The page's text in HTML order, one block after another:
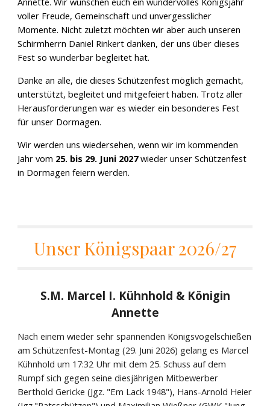
voller Freude, Gemeinschaft und unvergesslicher
Momente. Nicht zuletzt möchten wir aber auch unseren
Schirmherrn Daniel Rinkert danken, der uns über dieses
Fest so wunderbar begleitet hat.
Danke an alle, die dieses Schützenfest möglich gemacht,
unterstützt, begleitet und mitgefeiert haben. Trotz aller
Herausforderungen war es wieder ein besonderes Fest
für unser Dormagen.
Wir werden uns wiedersehen, wenn wir im kommenden
Jahr vom 25. bis 29. Juni 2027wieder unser Schützenfest
in Dormagen feiern werden.
Unser Königspaar 2026/27
S.M. Marcel I. Kühnhold & Königin
Annette
Nach einem wieder sehr spannenden Königsvogelschießen
am Schützenfest-Montag (29. Juni 2026) gelang es Marcel
Kühnhold um 17:32 Uhr mit dem 25. Schuss auf dem
Rumpf sich gegen seine diesjährigen Mitbewerber
Berthold Gericke (Jgz. "Em Lack 1948"), Hans-Arnold Heier